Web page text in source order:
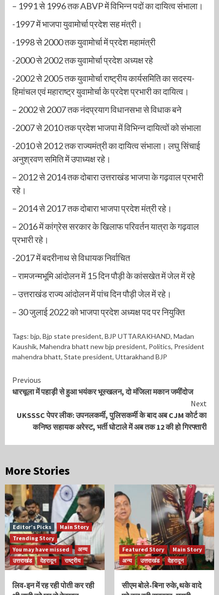
– 1991 से 1996 तक ABVP में विभिन्न पदों का दायित्व संभाला।
-1997 में भाजपा युवामोर्चा प्रदेश सह मंत्री।
-1998 से 2000 तक युवामोर्चा में प्रदेश महामंत्री
-2000 से 2002 तक युवामोर्चा प्रदेश अध्यक्ष रहे
-2002 से 2005 तक युवामोर्चा राष्ट्रीय कार्यसमिति का सदस्य-
हिमांचल एवं महाराष्ट्र युवामोर्चा के प्रदेश प्रभारी का दायित्व।
– 2002 से 2007 तक नंदप्रयाग विधानसभा से विधाक बने
-2007 से 2010 तक प्रदेश भाजपा में विभिन्न दायित्वों को संभाला
-2010 से 2012 तक राज्यमंत्री का दायित्व संभाला। लघु सिंचाई
अनुश्रवण समिति में उपाध्यक्ष रहे।
– 2012 से 2014 तक दोबारा उत्तराखंड भाजपा के गढ़वाल प्रभारी
रहे।
– 2014 से 2017 तक दोबारा भाजपा प्रदेश मंत्री रहे।
– 2016 में कांग्रेस सरकार के खिलाफ परिवर्तन यात्रा के गढ़वाल
प्रभारी रहे।
-2017 में बदरीनाथ से विधायक निर्वाचित
– रामजन्मभूमि आंदोलन में 15 दिन पौड़ी के कांसखेत में जेल में रहे
– उत्तराखंड राज्य आंदोलन में पांच दिन पौड़ी जेल में रहे।
– 30 जुलाई 2022 को भाजपा प्रदेश अध्यक्ष पद पर नियुक्ति
Tags: bjp, Bjp state president, BJP UTTARAKHAND, Madan
Kaushik, Mahendra bhatt new bjp president, Politics, President
mahendra bhatt, State president, Uttarakhand BJP
Continue
Reading
Previous
धारचूला में पहाड़ी से हुआ भयंकर भूस्खलन, दो मंजिला मकान जमींदोज
Next
UKSSSC पेपर लीक: उपनलकर्मी, पुलिसकर्मी के बाद अब CJM कोर्ट का
कनिष्ठ सहायक अरेस्ट, भर्ती घोटाले में अब तक 12 की हो गिरफ्तारी
More Stories
Editor’s Picks
Main Story
Trending Story
You may have missed
अन्य
उत्तराखंड
देहरादून राष्ट्रीय
लिव-इन में रह रही पोती कर रही
Featured Story
Main Story
अन्य
उत्तराखंड देहरादून
सीएम बोले-बिना रुके,थके वादे